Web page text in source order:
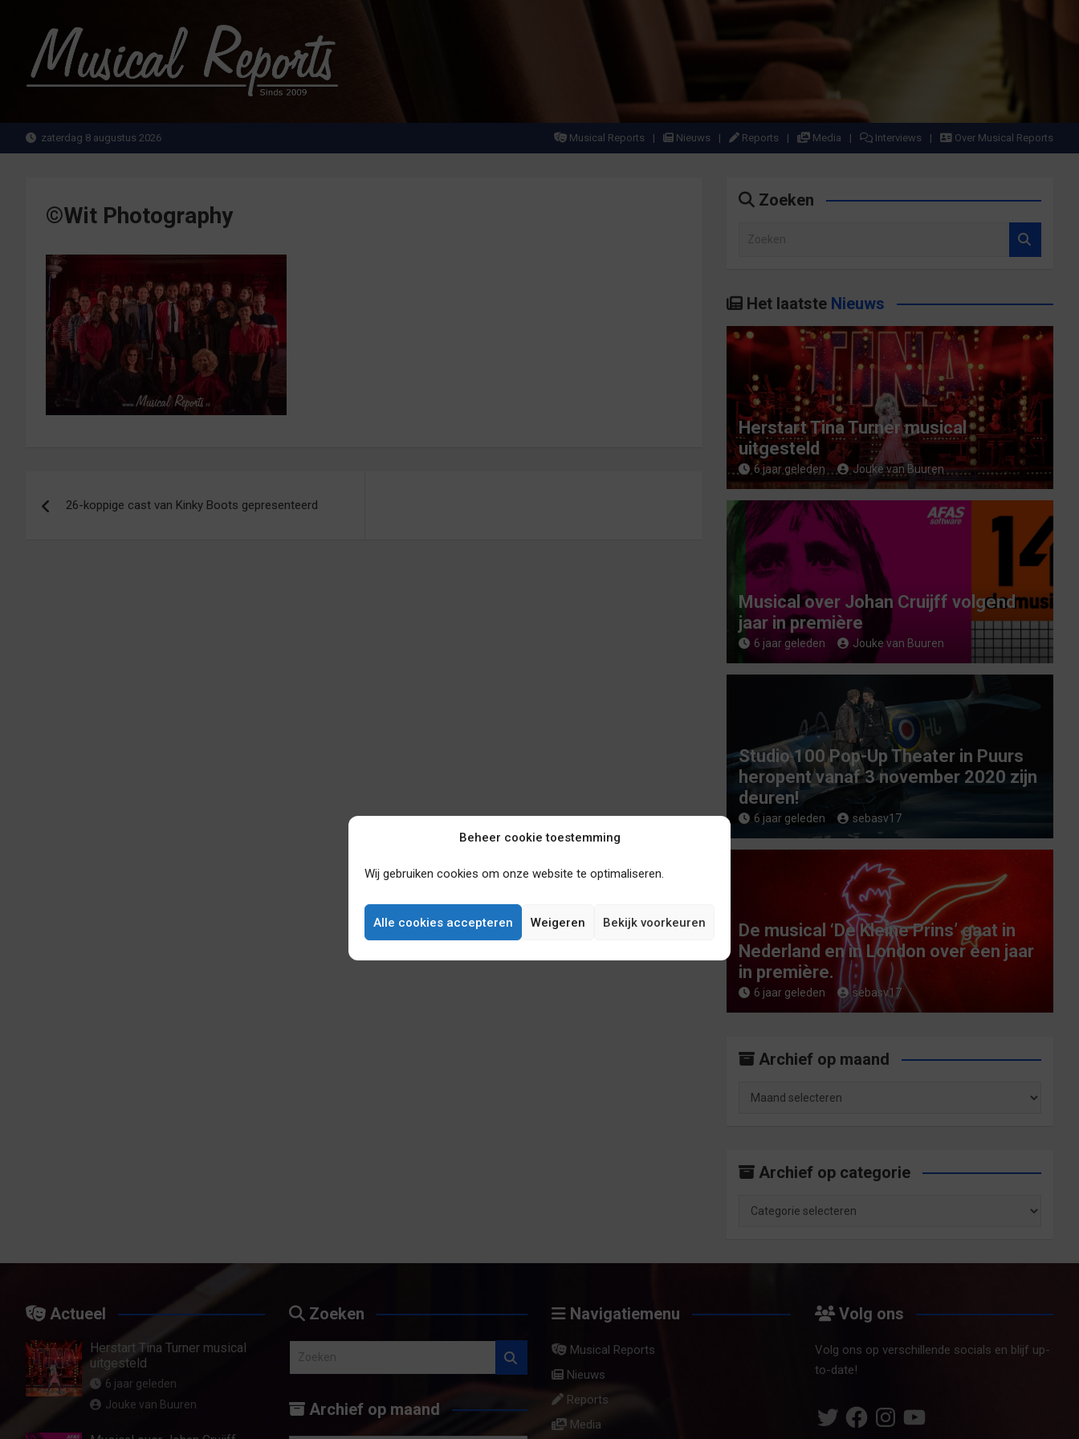
Beheer cookie toestemming
Wij gebruiken cookies om onze website te optimaliseren.
Alle cookies accepteren Weigeren Bekijk voorkeuren
inhoud
MusicalReports.nl
zaterdag 8 augustus 2026 Musical Reports Nieuws Reports Media Interviews Over Musical Reports
©Wit Photography
navigatie
26-koppige cast van Kinky Boots gepresenteerd
Zoeken
e
n
Het laatste Nieuws
Herstart Tina Turner musical
uitgesteld
6 jaar geleden Jouke van Buuren
Musical over Johan Cruijff volgend
jaar in première
6 jaar geleden Jouke van Buuren
Studio 100 Pop-Up Theater in Puurs
heropent vanaf 3 november 2020 zijn
deuren!
6 jaar geleden sebasv17
De musical ‘De Kleine Prins’ gaat in
Nederland en in London over een jaar
in première.
6 jaar geleden sebasv17
Archief op maand
Archief op categorie
categorie
Actueel
Herstart Tina Turner musical
uitgesteld
6 jaar geleden
Jouke van Buuren
Zoeken
k
Archief op maand
Navigatiemenu
Musical Reports
Nieuws
Reports
Media
Volg ons
Volg ons op verschillende socials en blijf up-
to-date!
TwitterFacebookInstagram
YouTube